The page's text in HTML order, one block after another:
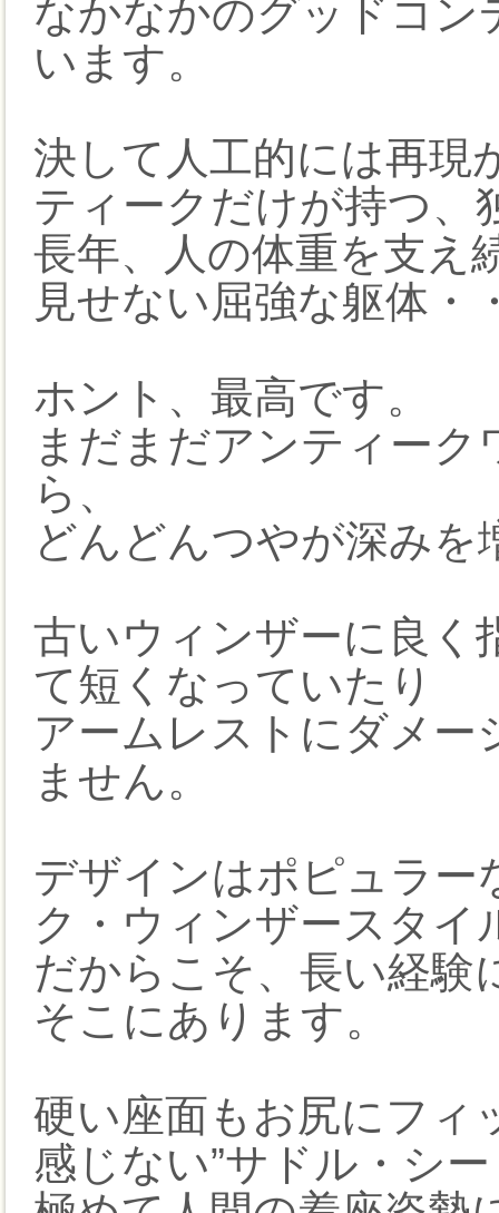
なかなかのグッドコン
います。
決して人工的には再現
ティークだけが持つ、
長年、人の体重を支え
見せない屈強な躯体・
ホント、最高です。
まだまだアンティー
ら、
どんどんつやが深み
古いウィンザーに良く
て短くなっていたり
アームレストにダメ
ません。
デザインはポピュラー
ク・ウィンザースタイ
だからこそ、長い経験
そこにあります。
硬い座面もお尻にフィ
感じない”サドル・シー